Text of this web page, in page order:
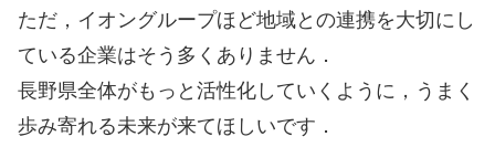
ただ，イオングループほど地域との連携を大切にし
ている企業はそう多くありません．
長野県全体がもっと活性化していくように，うまく
歩み寄れる未来が来てほしいです．